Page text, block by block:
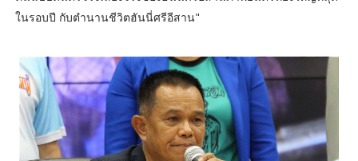
ในรอบปี กับตำนานชีวิตฮันนี่ศรีอีสาน"